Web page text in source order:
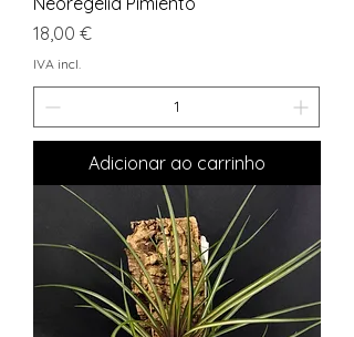
Preço
18,00 €
IVA incl.
Adicionar ao carrinho